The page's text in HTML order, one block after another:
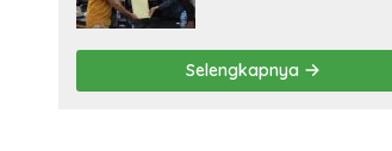
Selengkapnya